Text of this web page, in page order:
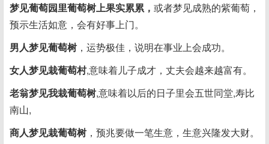
梦见葡萄园里葡萄树上果实累累， 或者梦见成熟的紫葡萄，
预示生活如意，会有好事上门。
男人梦见葡萄树 ，运势极佳，说明在事业上会成功。
女人梦见栽葡萄村,意味着儿子成才，丈夫会越来越富有。
老翁梦见我栽葡萄树,意味着以后的日子里会五世同堂,寿比
南山,
商人梦见栽葡萄树 ，预兆要做一笔生意，生意兴隆发大财。